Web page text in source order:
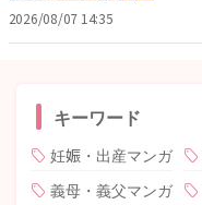
2026/08/07 14:35
キーワード
妊娠・出産マンガ
義母・義父マンガ